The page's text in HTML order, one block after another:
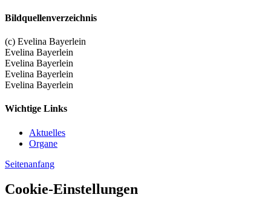
Bildquellenverzeichnis
(c) Evelina Bayerlein
Evelina Bayerlein
Evelina Bayerlein
Evelina Bayerlein
Evelina Bayerlein
Wichtige Links
Aktuelles
Organe
Seitenanfang
Cookie-Einstellungen